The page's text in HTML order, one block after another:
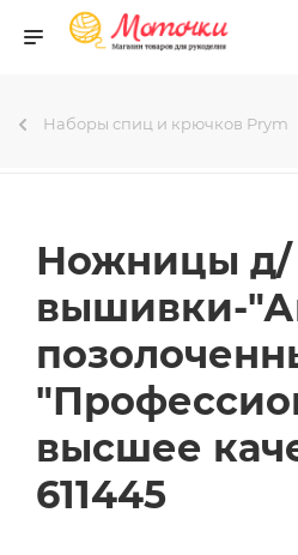
Наборы спиц и крючков Prym
Ножницы д/
вышивки-
высшее
611445